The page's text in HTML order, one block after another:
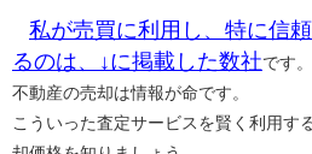
私が売買に利用し、特に信
るのは、↓に掲載した数社です。
不動産の売却は情報が命です。
こういった査定サービスを賢く利用す